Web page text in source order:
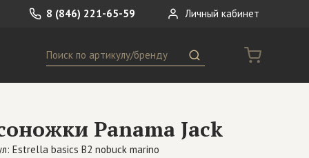
8 (846) 221-65-59 Личный кабинет
Другое
Поиск
Panama Jack
Estrella basics B2 nobuck marino